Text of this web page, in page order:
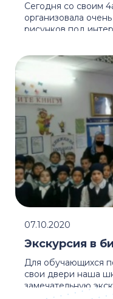
Сегодня со своим
организовала
рисунков под
Для обучающихся
свои двери наша
замечательную
Экскурсия в
07.10.2020